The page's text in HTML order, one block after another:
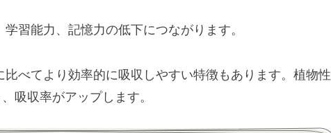
習能力、記憶力の低下につながります。
べてより効率的に吸収しやすい特徴もあります。植物性
吸収率がアップします。